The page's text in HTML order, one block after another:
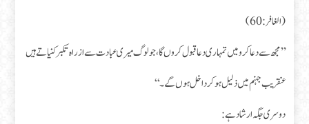
(الغافر:60)
’’مجھ سے دعا کرو میں تمہاری دعا قبول کروں گا، جو لوگ میری عبادت سے ازراہ تکبر کنیاتے ہیں
عنقریب جہنم میں ذلیل ہو کر داخل ہوں گے۔‘‘
دوسری جگہ ارشاد ہے: